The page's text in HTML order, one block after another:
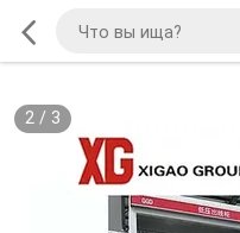
2/ 3